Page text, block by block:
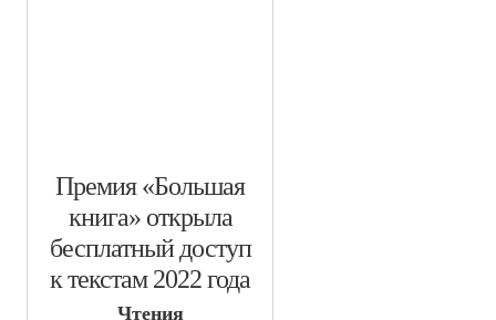
​Премия «Большая
книга» открыла
бесплатный доступ
к текстам 2022 года
Чтения